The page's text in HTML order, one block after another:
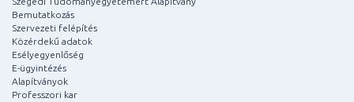
Bemutatkozás
Szervezeti felépítés
Közérdekű adatok
Esélyegyenlőség
E-ügyintézés
Alapítványok
Professzori kar